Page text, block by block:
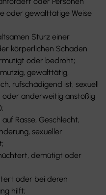
oder gewalttätige Weise
Sturz einer
körperlichen Schaden
oder bedroht;
gewalttätig,
rufschädigend ist, sexuell
anderweitig anstößig
Rasse, Geschlecht,
sexueller
demütigt oder
oder bei deren
hilft;